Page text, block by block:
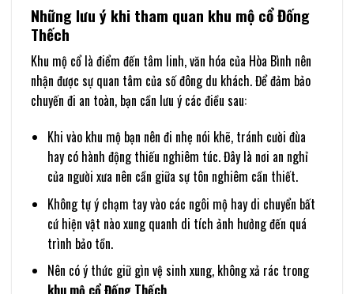
Những lưu ý khi tham quan khu mộ cổ Đống
Thếch
Khu mộ cổ là điểm đến tâm linh, văn hóa của Hòa Bình nên
nhận được sự quan tâm của số đông du khách. Để đảm bảo
chuyến đi an toàn, bạn cần lưu ý các điều sau:
Khi vào khu mộ bạn nên đi nhẹ nói khẽ, tránh cười đùa
hay có hành động thiếu nghiêm túc. Đây là nơi an nghỉ
của người xưa nên cần giữa sự tôn nghiêm cần thiết.
Không tự ý chạm tay vào các ngôi mộ hay di chuyển bất
cứ hiện vật nào xung quanh di tích ảnh hưởng đến quá
trình bảo tồn.
Nên có ý thức giữ gìn vệ sinh xung, không xả rác trong